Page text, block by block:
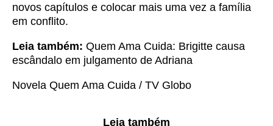
novos capítulos e colocar mais uma vez a família
em conflito.
Leia também: Quem Ama Cuida: Brigitte causa
escândalo em julgamento de Adriana
Novela Quem Ama Cuida / TV Globo
Leia também